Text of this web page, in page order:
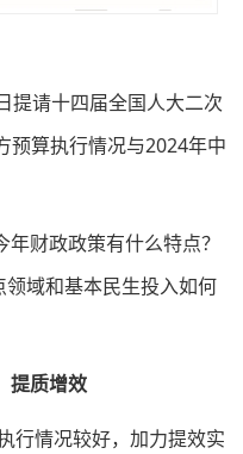
提请十四届全国人大二次
预算执行情况与2024年中
财政政策有什么特点？
域和基本民生投入如何
提质增效
行情况较好，加力提效实